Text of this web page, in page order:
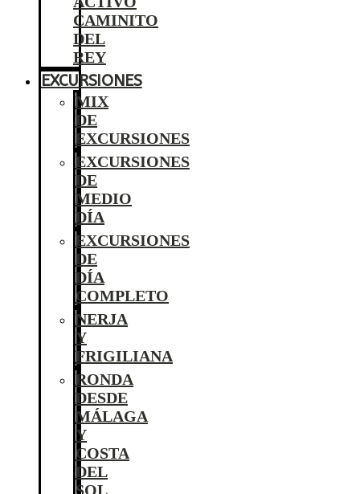
CAMINITO
DEL
REY
EXCURSIONES
MIX
DE
EXCURSIONES
EXCURSIONES
DE
MEDIO
DÍA
EXCURSIONES
DE
DÍA
COMPLETO
NERJA
Y
FRIGILIANA
RONDA
DESDE
MÁLAGA
Y
COSTA
DEL
SOL